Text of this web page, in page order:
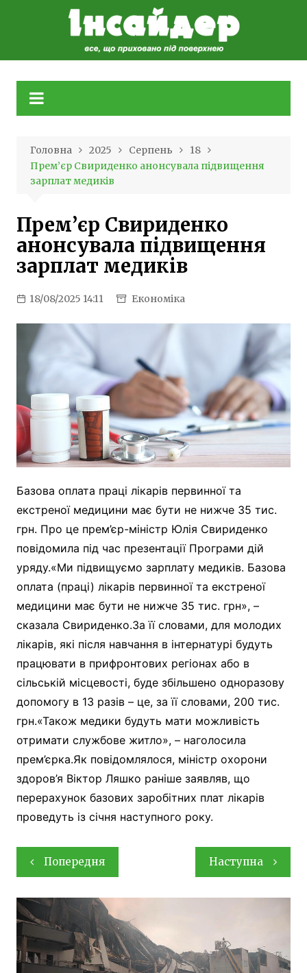
Головна 2025 Серпень
18
Прем’єр Свириденко анонсувала підвищення
зарплат медиків
Прем’єр Свириденко
анонсувала підвищення
зарплат медиків
18/08/2025 14:11 Економіка
Базова оплата праці лікарів первинної та
екстреної медицини має бути не нижче 35 тис.
грн. Про це прем’єр-міністр Юлія Свириденко
повідомила під час презентації Програми дій
уряду.«Ми підвищуємо зарплату медиків. Базова
оплата (праці) лікарів первинної та екстреної
медицини має бути не нижче 35 тис. грн», –
сказала Свириденко.За її словами, для молодих
лікарів, які після навчання в інтернатурі будуть
працювати в прифронтових регіонах або в
сільській місцевості, буде збільшено одноразову
допомогу в 13 разів – це, за її словами, 200 тис.
грн.«Також медики будуть мати можливість
отримати службове житло», – наголосила
прем’єрка.Як повідомлялося, міністр охорони
здоров’я Віктор Ляшко раніше заявляв, що
перерахунок базових заробітних плат лікарів
проведуть із січня наступного року.
Навігація
записів
Попередня Наступна